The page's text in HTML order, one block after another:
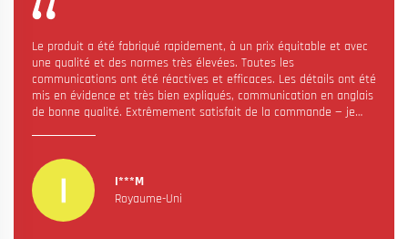
Le produit a été fabriqué rapidement, à un prix équitable et avec
une qualité et des normes très élevées. Toutes les
communications ont été réactives et efficaces. Les détails ont été
mis en évidence et très bien expliqués, communication en anglais
de bonne qualité. Extrêmement satisfait de la commande — je
I***M
Royaume-Uni